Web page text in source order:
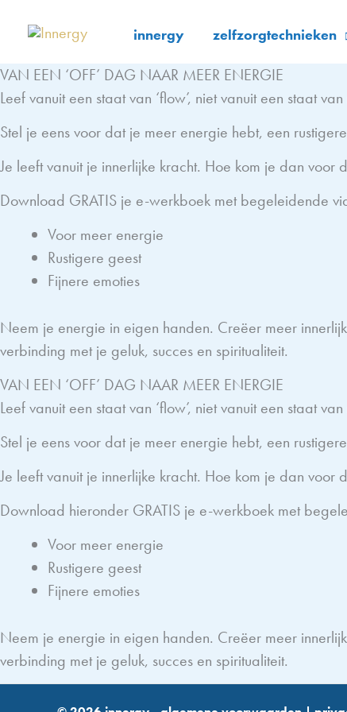
naar
inhoud
innergy zelfzorgtechnieken
VAN EEN ‘OFF’ DAG NAAR MEER ENERGIE
Leef vanuit een staat van ‘flow’, niet vanuit een staat
Stel je eens voor dat je meer energie hebt, een
Je leeft vanuit je innerlijke kracht. Hoe kom je dan voor
Download GRATIS je e-werkboek met begeleidende
Voor meer energie
Rustigere geest
Fijnere emoties
Neem je energie in eigen handen. Creëer meer
verbinding met je geluk, succes en spiritualiteit.
VAN EEN ‘OFF’ DAG NAAR MEER ENERGIE
Leef vanuit een staat van ‘flow’, niet vanuit een staat
Stel je eens voor dat je meer energie hebt, een
Je leeft vanuit je innerlijke kracht. Hoe kom je dan voor
Download hieronder GRATIS je e-werkboek met
Voor meer energie
Rustigere geest
Fijnere emoties
Neem je energie in eigen handen. Creëer meer
verbinding met je geluk, succes en spiritualiteit.